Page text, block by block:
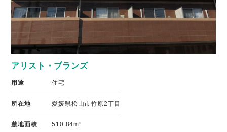
アリスト・ブランズ
用途 住宅
所在地 愛媛県松山市竹原2丁目
敷地面積 510.84m²